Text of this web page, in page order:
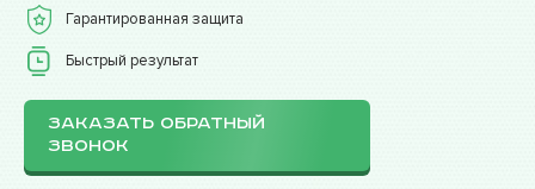
Гарантированная защита
Быстрый результат
ЗАКАЗАТЬ ОБРАТНЫЙ
ЗВОНОК